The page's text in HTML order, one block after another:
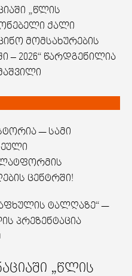
„წლის
ქალი
მომსახურების
– 2026“ წარდგენილია
— სამი
ცენტრში!
ტალღაზე“ —
პრეზენტაცია
„წლის